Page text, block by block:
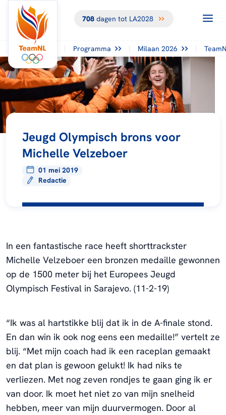
708dagen tot LA2028
Programma Milaan 2026
Jeugd Olympisch brons voor
Michelle Velzeboer
01 mei 2019
Redactie
In een fantastische race heeft shorttrackster
Michelle Velzeboer een bronzen medaille gewonnen
op de 1500 meter bij het Europees Jeugd
Olympisch Festival in Sarajevo. (11-2-19)
“Ik was al hartstikke blij dat ik in de A-finale stond.
En dan win ik ook nog eens een medaille!” vertelt ze
blij. “Met mijn coach had ik een raceplan gemaakt
en dat plan is gewoon gelukt! Ik had niks te
verliezen. Met nog zeven rondjes te gaan ging ik er
van door. Ik moet het niet zo van mijn snelheid
hebben, meer van mijn duurvermogen. Door al